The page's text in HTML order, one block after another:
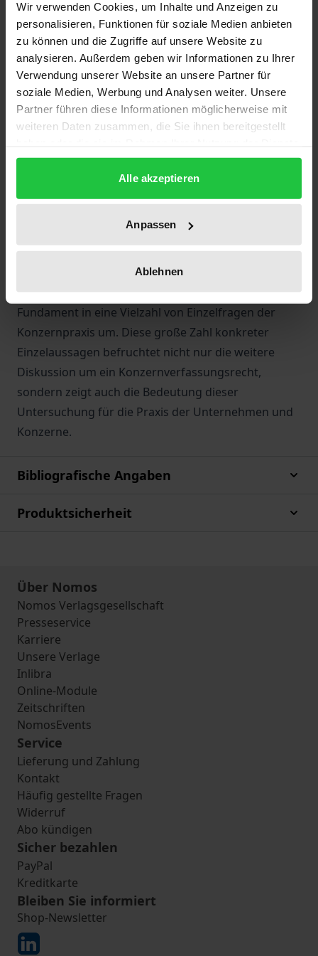
Wir verwenden Cookies, um Inhalte und Anzeigen zu
personalisieren, Funktionen für soziale Medien anbieten
zu können und die Zugriffe auf unsere Website zu
analysieren. Außerdem geben wir Informationen zu Ihrer
Verwendung unserer Website an unsere Partner für
soziale Medien, Werbung und Analysen weiter. Unsere
Partner führen diese Informationen möglicherweise mit
weiteren Daten zusammen, die Sie ihnen bereitgestellt
gesammelt haben.
Alle akzeptieren
Anpassen
Ablehnen
Hauptversammlung in der Konzernspitze
Gegenstand einer heftigen und überwiegend
ablehnenden Diskussion. Der Autor setzt sich
antikritisch mit dieser breitflächigen und fein
auszisilierten Kritik mit dem Generalziel auseinander,
konzerndimensionale
Hauptversammlungskompetenzen als Teil eines
entwickeln. In seiner systematisch entfalteten
ein rechtsdogmatisch abgesichertes Fundament für
konzerndimensionale
Hauptversammlungskompetenzen zu legen.
Vielmehr setzt er sein rechtsdogmatisches
Fundament in eine Vielzahl von Einzelfragen der
Konzernpraxis um. Diese große Zahl konkreter
Einzelaussagen befruchtet nicht nur die weitere
Diskussion um ein Konzernverfassungsrecht,
sondern zeigt auch die Bedeutung dieser
Untersuchung für die Praxis der Unternehmen und
Konzerne.
Bibliografische Angaben
Produktsicherheit
Über Nomos
Nomos Verlagsgesellschaft
Presseservice
Karriere
Unsere Verlage
Inlibra
Online-Module
Zeitschriften
NomosEvents
Service
Lieferung und Zahlung
Kontakt
Häufig gestellte Fragen
Widerruf
Abo kündigen
Sicher bezahlen
PayPal
Kreditkarte
Bleiben Sie informiert
Shop-Newsletter